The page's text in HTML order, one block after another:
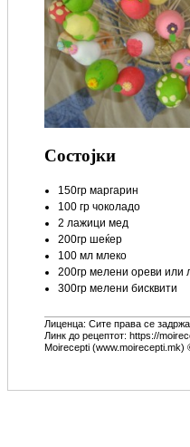
Состојки
150гр маргарин
100 гр чоколадо
2 лажици мед
200гр шеќер
100 мл млеко
200гр мелени ореви или
300гр мелени бисквити
Лиценца: Сите права се
Линк до рецептот: https://
Moirecepti (www.moirecepti.mk)